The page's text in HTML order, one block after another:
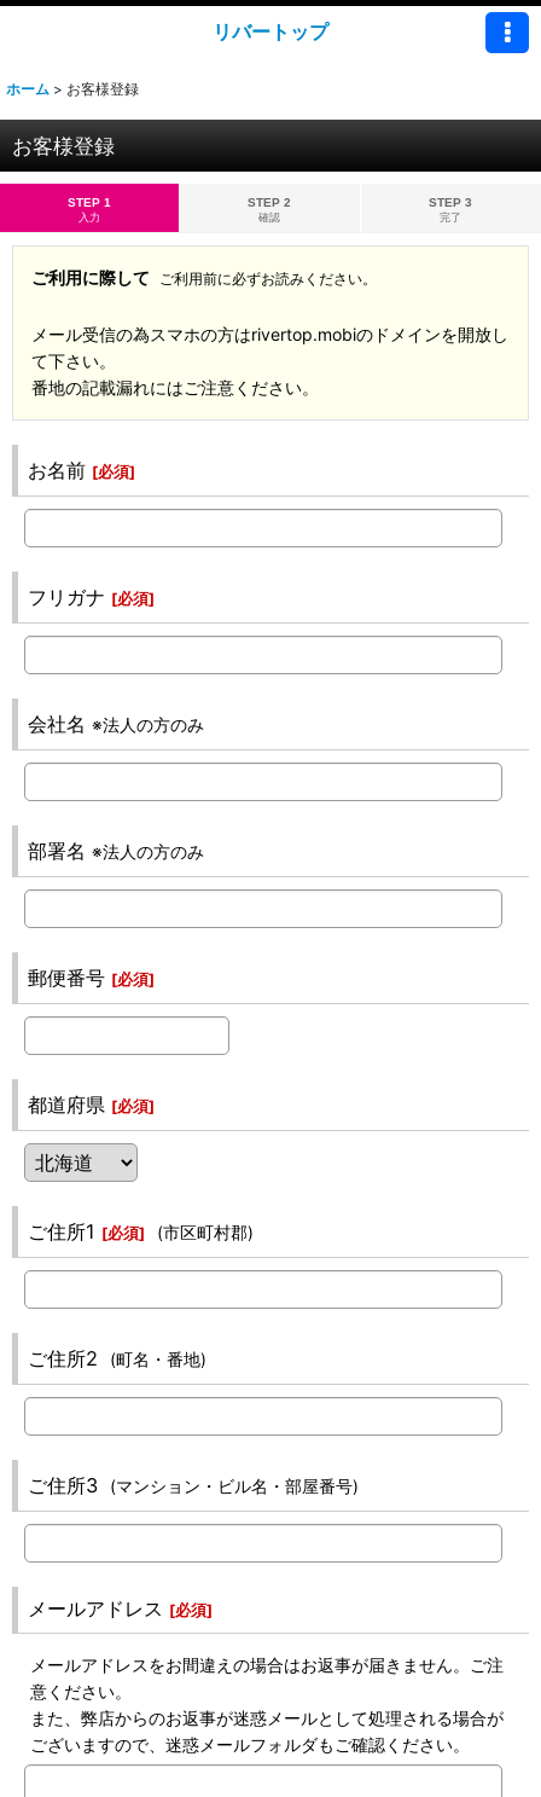
リバートップ
ホーム > お客様登録
お客様登録
STEP 1
入力
STEP 2
確認
STEP 3
完了
ご利用に際して ご利用前に必ずお読みください。
メール受信の為スマホの方はrivertop.mobiのドメインを開放し
て下さい。
番地の記載漏れにはご注意ください。
お名前 [必須]
フリガナ [必須]
会社名 ※法人の方のみ
部署名 ※法人の方のみ
郵便番号 [必須]
都道府県 [必須]
ご住所1 [必須] (市区町村郡)
ご住所2 (町名・番地)
ご住所3 (マンション・ビル名・部屋番号)
メールアドレス [必須]
メールアドレスをお間違えの場合はお返事が届きません。ご注
意ください。
また、弊店からのお返事が迷惑メールとして処理される場合が
ございますので、迷惑メールフォルダもご確認ください。